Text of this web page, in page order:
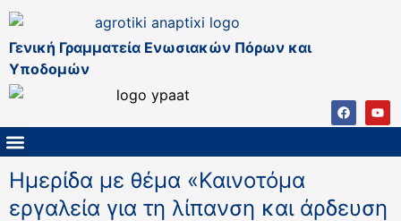
Γενική Γραμματεία Ενωσιακών Πόρων και
Υποδομών
Hμερίδα με θέμα «Καινοτόμα
εργαλεία για τη λίπανση και άρδευση